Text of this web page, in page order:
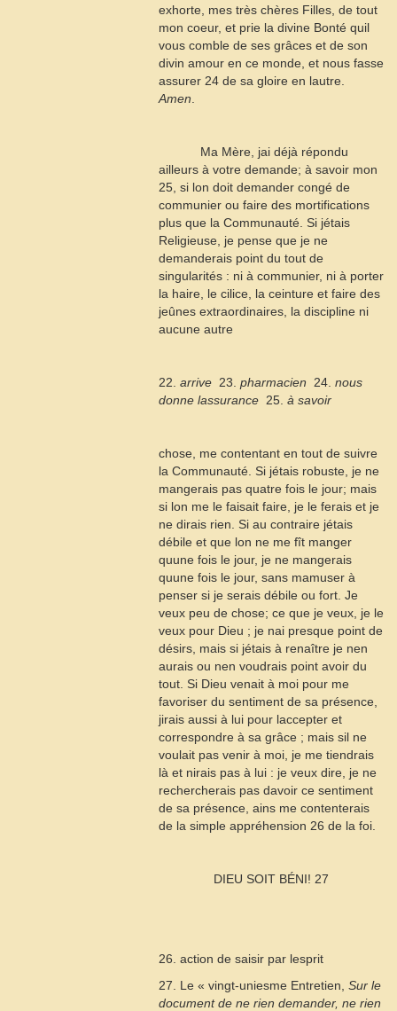
exhorte, mes très chères Filles, de tout
mon coeur, et prie la divine Bonté quil
vous comble de ses grâces et de son
divin amour en ce monde, et nous fasse
assurer 24 de sa gloire en lautre.
Amen
Ma Mère, jai déjà répondu
ailleurs à votre demande; à savoir mon
25 , si lon doit demander congé de
communier ou faire des mortifications
plus que la Communauté. Si jétais
Religieuse, je pense que je ne
demanderais point du tout de
singularités : ni à communier, ni à porter
la haire, le cilice, la ceinture et faire des
jeûnes extraordinaires, la discipline ni
aucune autre
22. arrive  23. pharmacien  24. nous
donne lassurance  25. à savoir
chose, me contentant en tout de suivre
la Communauté. Si jétais robuste, je ne
mangerais pas quatre fois le jour; mais
si lon me le faisait faire, je le ferais et je
ne dirais rien. Si au contraire jétais
débile et que lon ne me fît manger
quune fois le jour, je ne mangerais
quune fois le jour, sans mamuser à
penser si je serais débile ou fort. Je
veux peu de chose; ce que je veux, je le
veux pour Dieu ; je nai presque point de
désirs, mais si jétais à renaître je nen
aurais ou nen voudrais point avoir du
tout. Si Dieu venait à moi pour me
favoriser du sentiment de sa présence,
jirais aussi à lui pour laccepter et
correspondre à sa grâce ; mais sil ne
voulait pas venir à moi, je me tiendrais
là et nirais pas à lui : je veux dire, je ne
rechercherais pas davoir ce sentiment
de sa présence, ains me contenterais
de la simple appréhension 26 de la foi.
DIEU SOIT BÉNI! 27
26. action de saisir par lesprit
27. Le « vingt-uniesme Entretien, Sur le
document de ne rien demander, ne rien